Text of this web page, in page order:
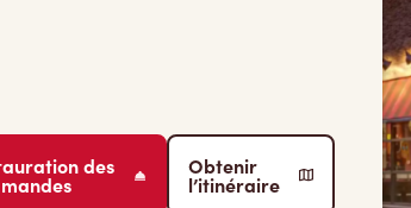
des Obtenir
l’itinéraire